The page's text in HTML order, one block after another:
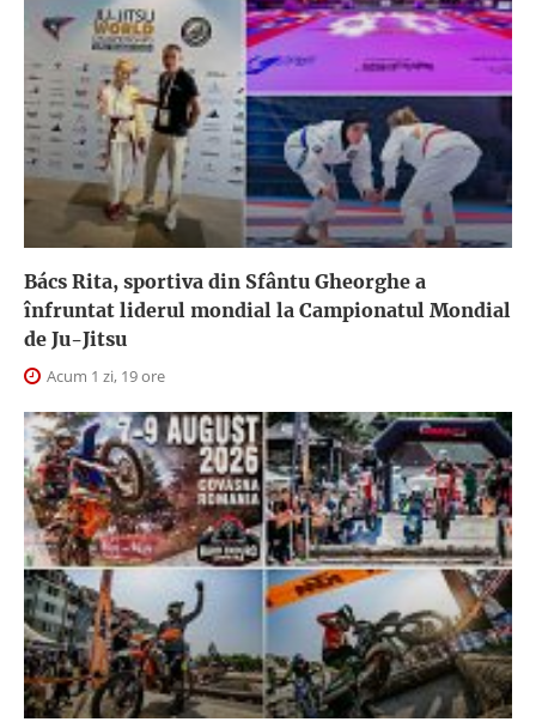
Bács Rita, sportiva din Sfântu Gheorghe a
înfruntat liderul mondial la Campionatul Mondial
de Ju-Jitsu
Acum 1 zi, 19 ore